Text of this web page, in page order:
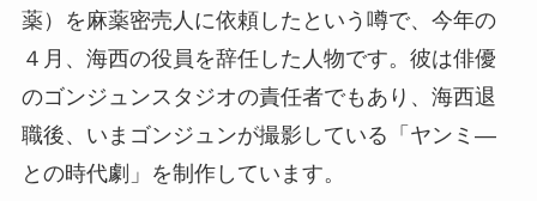
薬）を麻薬密売人に依頼したという噂で、今年の
４月、海西の役員を辞任した人物です。彼は俳優
のゴンジュンスタジオの責任者でもあり、海西退
職後、いまゴンジュンが撮影している「ヤンミ―
との時代劇」を制作しています。